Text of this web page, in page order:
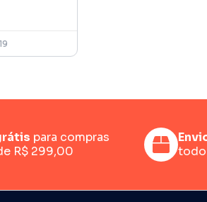
para compras
R$ 299,00
todo